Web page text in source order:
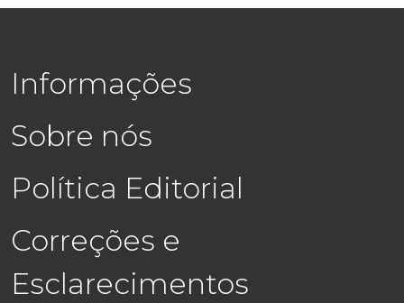
Informações
Sobre nós
Política Editorial
Correções e
Esclarecimentos